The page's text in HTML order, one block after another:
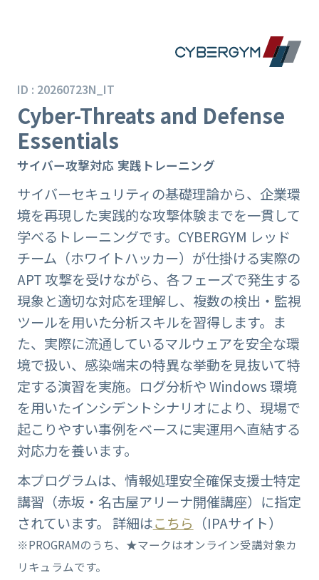
ID : 20260723N_IT
Cyber-Threats and Defense
Essentials
サイバー攻撃対応 実践トレーニング
サイバーセキュリティの基礎理論から、企業環
境を再現した実践的な攻撃体験までを一貫して
学べるトレーニングです。CYBERGYM レッド
チーム（ホワイトハッカー）が仕掛ける実際の
APT 攻撃を受けながら、各フェーズで発生する
現象と適切な対応を理解し、複数の検出・監視
ツールを用いた分析スキルを習得します。ま
た、実際に流通しているマルウェアを安全な環
境で扱い、感染端末の特異な挙動を見抜いて特
定する演習を実施。ログ分析や Windows 環境
を用いたインシデントシナリオにより、現場で
起こりやすい事例をベースに実運用へ直結する
対応力を養います。
本プログラムは、情報処理安全確保支援士特定
講習（赤坂・名古屋アリーナ開催講座）に指定
されています。 詳細はこちら （IPAサイト）
※PROGRAMのうち、★マークはオンライン受講対象カ
リキュラムです。